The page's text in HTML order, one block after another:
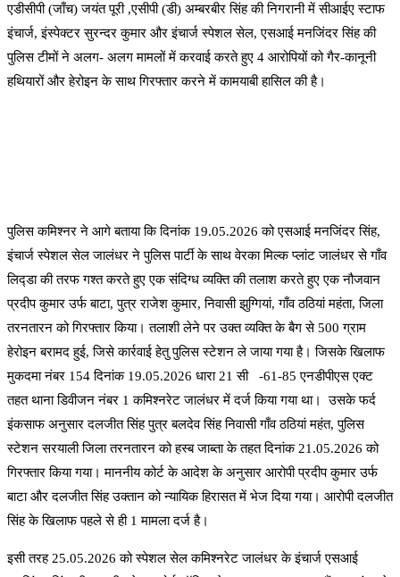
एडीसीपी (जाँच) जयंत पूरी ,एसीपी (डी) अम्बरबीर सिंह की निगरानी में सीआईए स्टाफ
इंचार्ज, इंस्पेक्टर सुरन्दर कुमार और इंचार्ज स्पेशल सेल, एसआई मनजिंदर सिंह की
पुलिस टीमों ने अलग- अलग मामलों में करवाई करते हुए 4 आरोपियों को गैर-कानूनी
हथियारों और हेरोइन के साथ गिरफ्तार करने में कामयाबी हासिल की है।
पुलिस कमिश्नर ने आगे बताया कि दिनांक 19.05.2026 को एसआई मनजिंदर सिंह,
इंचार्ज स्पेशल सेल जालंधर ने पुलिस पार्टी के साथ वेरका मिल्क प्लांट जालंधर से गाँव
लिद्डा की तरफ गश्त करते हुए एक संदिग्ध व्यक्ति की तलाश करते हुए एक नौजवान
प्रदीप कुमार उर्फ ​​बाटा, पुत्र राजेश कुमार, निवासी झुग्गियां, गाँव ठठियां महंता, जिला
तरनतारन को गिरफ्तार किया। तलाशी लेने पर उक्त व्यक्ति के बैग से 500 ग्राम
हेरोइन बरामद हुई, जिसे कार्रवाई हेतु पुलिस स्टेशन ले जाया गया है। जिसके खिलाफ
मुकदमा नंबर 154 दिनांक 19.05.2026 धारा 21 सी -61-85 एनडीपीएस एक्ट
तहत थाना डिवीजन नंबर 1 कमिश्नरेट जालंधर में दर्ज किया गया था। उसके फर्द
इंकसाफ अनुसार दलजीत सिंह पुत्र बलदेव सिंह निवासी गाँव ठठियां महंत, पुलिस
स्टेशन सरयाली जिला तरनतारन को हस्ब जाब्ता के तहत दिनांक 21.05.2026 को
गिरफ्तार किया गया। माननीय कोर्ट के आदेश के अनुसार आरोपी प्रदीप कुमार उर्फ ​​
बाटा और दलजीत सिंह उक्तान को न्यायिक हिरासत में भेज दिया गया। आरोपी दलजीत
सिंह के खिलाफ पहले से ही 1 मामला दर्ज है।
इसी तरह 25.05.2026 को स्पेशल सेल कमिश्नरेट जालंधर के इंचार्ज एसआई